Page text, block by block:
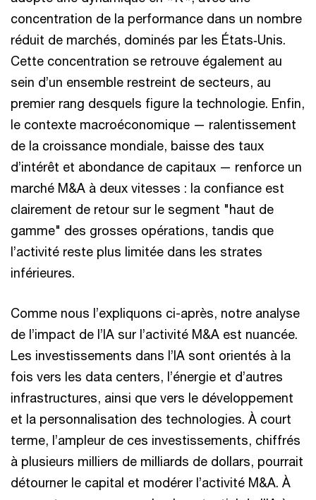
concentration de la performance dans un nombre
réduit de marchés, dominés par les États‑Unis.
Cette concentration se retrouve également au
sein d’un ensemble restreint de secteurs, au
premier rang desquels figure la technologie. Enfin,
le contexte macroéconomique — ralentissement
de la croissance mondiale, baisse des taux
d’intérêt et abondance de capitaux — renforce un
marché M&A à deux vitesses : la confiance est
clairement de retour sur le segment "haut de
gamme" des grosses opérations, tandis que
l’activité reste plus limitée dans les strates
inférieures.
Comme nous l’expliquons ci-après, notre analyse
de l’impact de l’IA sur l’activité M&A est nuancée.
Les investissements dans l’IA sont orientés à la
fois vers les data centers, l’énergie et d’autres
infrastructures, ainsi que vers le développement
et la personnalisation des technologies. À court
terme, l’ampleur de ces investissements, chiffrés
à plusieurs milliers de milliards de dollars, pourrait
détourner le capital et modérer l’activité M&A. À